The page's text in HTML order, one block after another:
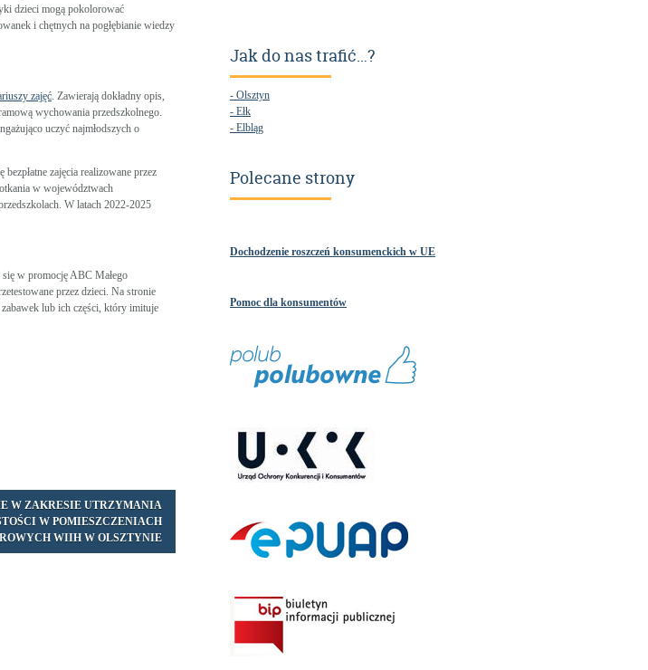
dzieci mogą pokolorować
i chętnych na pogłębianie wiedzy
zajęć. Zawierają dokładny opis,
wychowania przedszkolnego.
uczyć najmłodszych o
zajęcia realizowane przez
w województwach
W latach 2022-2025
się w promocję ABC Małego
przez dzieci. Na stronie
lub ich części, który imituje
W ZAKRESIE UTRZYMANIA
W POMIESZCZENIACH
WIIH W OLSZTYNIE
Jak do nas trafić…?
- Olsztyn
- Ełk
- Elbląg
Polecane strony
Dochodzenie roszczeń konsumenckich w UE
Pomoc dla konsumentów